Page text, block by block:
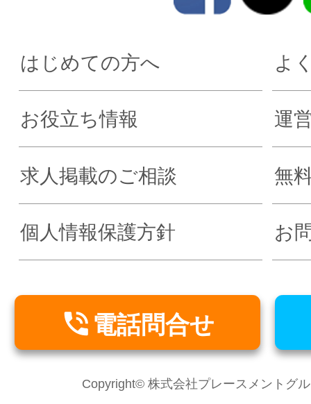
はじめての方へ よ
お役立ち情報 運
求人掲載のご相談 無
個人情報保護方針 お
 電話問合せ
Copyright© 株式会社プレースメントグ